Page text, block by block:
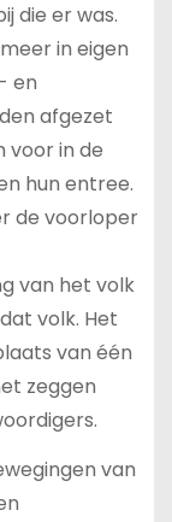
die er was.
in eigen
en
afgezet
voor in de
hun entree.
de voorloper
van het volk
volk. Het
van één
zeggen
van